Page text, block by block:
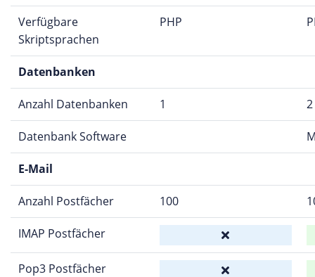
Verfügbare
Skriptsprachen
PHP
Datenbanken
Anzahl Datenbanken 1 2
Datenbank Software
E-Mail
Anzahl Postfächer 100
IMAP Postfächer
Pop3 Postfächer